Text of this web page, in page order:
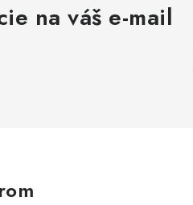
na váš e-mail